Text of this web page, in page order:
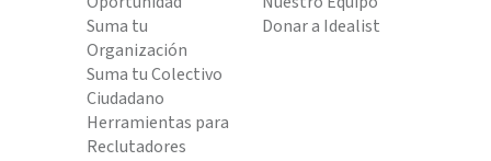
Suma tu
Organización
Suma tu Colectivo
Ciudadano
Herramientas para
Reclutadores
Donar a Idealist